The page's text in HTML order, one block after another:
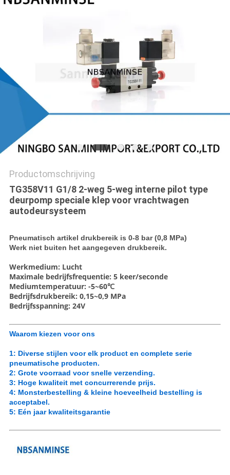
Productomschrijving
TG358V11 G1/8 2-weg 5-weg interne pilot type
deurpomp speciale klep voor vrachtwagen
autodeursysteem
Pneumatisch artikel drukbereik is 0-8 bar (0,8 MPa)
Werk niet buiten het aangegeven drukbereik.
Werkmedium: Lucht
Maximale bedrijfsfrequentie: 5 keer/seconde
Mediumtemperatuur: -5~60℃
Bedrijfsdrukbereik: 0,15~0,9 MPa
Bedrijfsspanning: 24V
Waarom kiezen voor ons
1: Diverse stijlen voor elk product en complete serie
pneumatische producten.
2: Grote voorraad voor snelle verzending.
3: Hoge kwaliteit met concurrerende prijs.
4: Monsterbestelling & kleine hoeveelheid bestelling is
acceptabel.
5: Eén jaar kwaliteitsgarantie